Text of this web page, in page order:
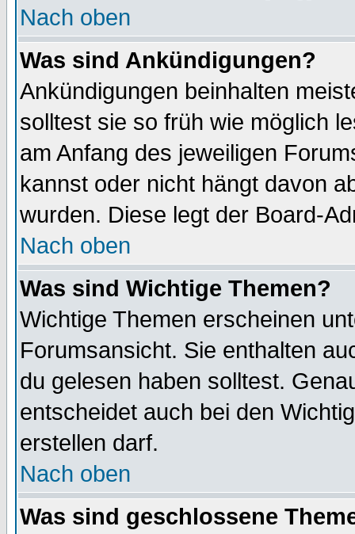
Nach oben
Was sind Ankündigungen?
Ankündigungen beinhalten
solltest sie so früh wie möglich
am Anfang des jeweiligen
kannst oder nicht hängt davon
wurden. Diese legt der Board-
Nach oben
Was sind Wichtige Themen?
Wichtige Themen erscheinen
Forumsansicht. Sie enthalten
du gelesen haben solltest.
entscheidet auch bei den
erstellen darf.
Nach oben
Was sind geschlossene